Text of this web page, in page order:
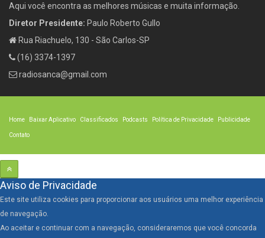
Aqui você encontra as melhores músicas e muita informação.
Diretor Presidente: Paulo Roberto Gullo
Rua Riachuelo, 130 - São Carlos-SP
(16) 3374-1397
radiosanca@gmail.com
Home Baixar Aplicativo Classificados Podcasts Política de Privacidade Publicidade
Contato
Aviso de Privacidade
Este site utiliza cookies para proporcionar aos usuários uma melhor experiência
de navegação.
Ao aceitar e continuar com a navegação, consideraremos que você concorda